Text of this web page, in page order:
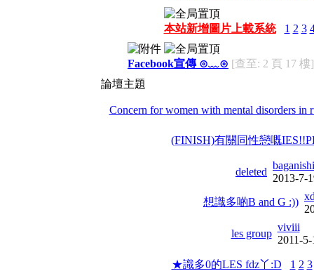
本站新增圖片上載系統 1 2 3
Facebook宣傳 ⊙﹏⊙ [查至: 2 頁 17 樓]
論壇主題
Concern for women with mental disorders in
(FINISH)有關同性戀嘅
deleted
baganishi
2013-7-
想識多啲B and G :))
les group
viviii
2011-5-
★識多0的LES fdz丫:D 1 2 3